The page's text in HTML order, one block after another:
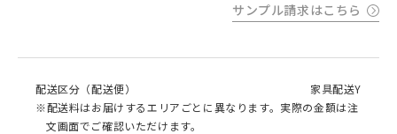
サンプル請求はこちら
配送区分（配送便）
家具配送Y
※配送料はお届けするエリアごとに異なります。実際の金額は注
文画面でご確認いただけます。